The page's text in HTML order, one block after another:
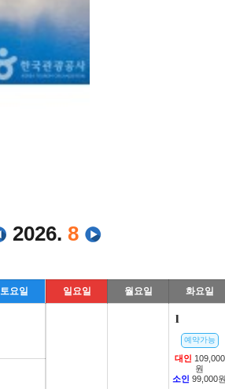
2026. 8
토요일 일요일 월요일 화요일
1
예약가능
대인 109,000
원
소인 99,000